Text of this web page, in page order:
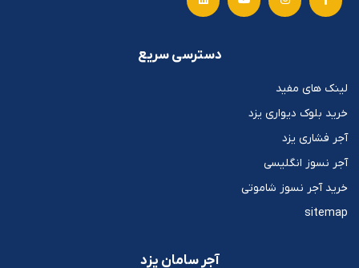
دسترسی سریع
لینک های مفید
خرید بلوک دیواری یزد
آجر فشاری یزد
آجر نسوز انگلیسی
خرید آجر نسوز شاموتی
sitemap
آجر سامان یزد